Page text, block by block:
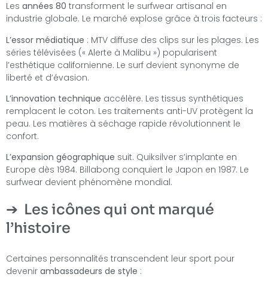
Les années 80 transforment le surfwear artisanal en
industrie globale. Le marché explose grâce à trois facteurs :
L’essor médiatique : MTV diffuse des clips sur les plages. Les
séries télévisées (« Alerte à Malibu ») popularisent
l’esthétique californienne. Le surf devient synonyme de
liberté et d’évasion.
L’innovation technique accélère. Les tissus synthétiques
remplacent le coton. Les traitements anti-UV protègent la
peau. Les matières à séchage rapide révolutionnent le
confort.
L’expansion géographique suit. Quiksilver s’implante en
Europe dès 1984. Billabong conquiert le Japon en 1987. Le
surfwear devient phénomène mondial.
Les icônes qui ont marqué
l’histoire
Certaines personnalités transcendent leur sport pour
devenir ambassadeurs de style :